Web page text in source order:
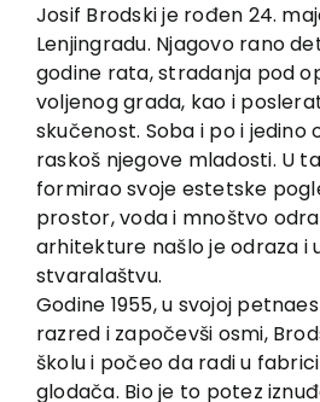
Autori
Vesti
EU PROJEKTI
Kontakt
Josif Brodski je rođen 24.
Lenjingradu. Njagovo rano
godine rata, stradanja pod
voljenog grada, kao i
skučenost. Soba i po i jedino
raskoš njegove mladosti. U
formirao svoje estetske
prostor, voda i mnoštvo
arhitekture našlo je odraza i
stvaralaštvu.
Godine 1955, u svojoj
razred i započevši osmi,
školu i počeo da radi u
glodača. Bio je to potez